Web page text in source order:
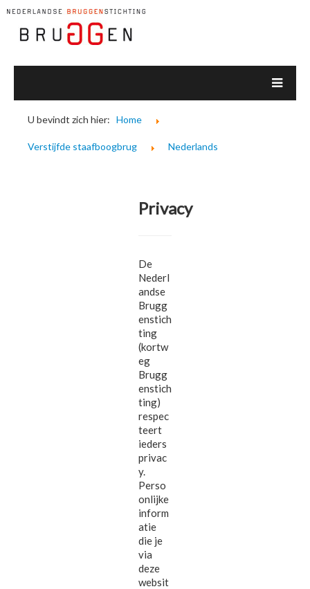
U bevindt zich hier: Home
Verstijfde staafboogbrug Nederlands
Privacy
De
Nederl
andse
Brugg
enstich
ting
(kortw
eg
Brugg
enstich
ting)
respec
teert
ieders
privac
y.
Perso
onlijke
inform
atie
die je
via
deze
websit